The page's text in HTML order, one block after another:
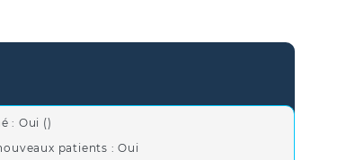
: Oui ()
patients : Oui